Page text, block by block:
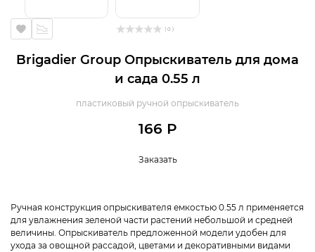
( 0 )
Brigadier Group Опрыскиватель для дома
и сада 0.55 л
пластиковый ручной опрыскиватель
166 Р
Заказать
Ручная конструкция опрыскивателя емкостью 0.55 л применяется
для увлажнения зеленой части растений небольшой и средней
величины. Опрыскиватель предложенной модели удобен для
ухода за овощной рассадой, цветами и декоративными видами